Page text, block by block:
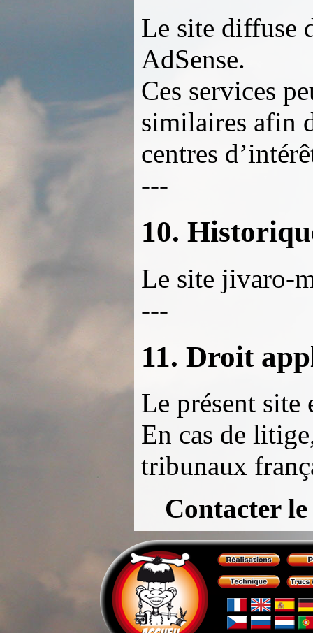
Le site diffuse
AdSense.
Ces services
similaires afin
centres
---
10.
Le site jivaro-
---
11. Droit
Le présent site
En cas de
tribunaux
Contacter